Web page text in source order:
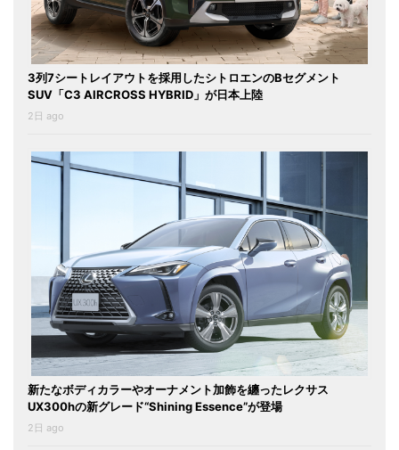
3列7シートレイアウトを採用したシトロエンのBセグメント
SUV「C3 AIRCROSS HYBRID」が日本上陸
2日 ago
新たなボディカラーやオーナメント加飾を纏ったレクサス
UX300hの新グレード“Shining Essence”が登場
2日 ago